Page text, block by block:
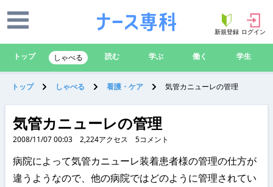
新規登録 ログイン
トップ しゃべる 読む 学ぶ 働く 学生
トップ しゃべる 看護・ケア 気管カニューレの管理
気管カニューレの管理
2008/11/07 00:03 2,224アクセス 5コメント
病院によって気管カニューレ装着患者様の管理の仕方が
違うようなので、他の病院ではどのように管理されてい